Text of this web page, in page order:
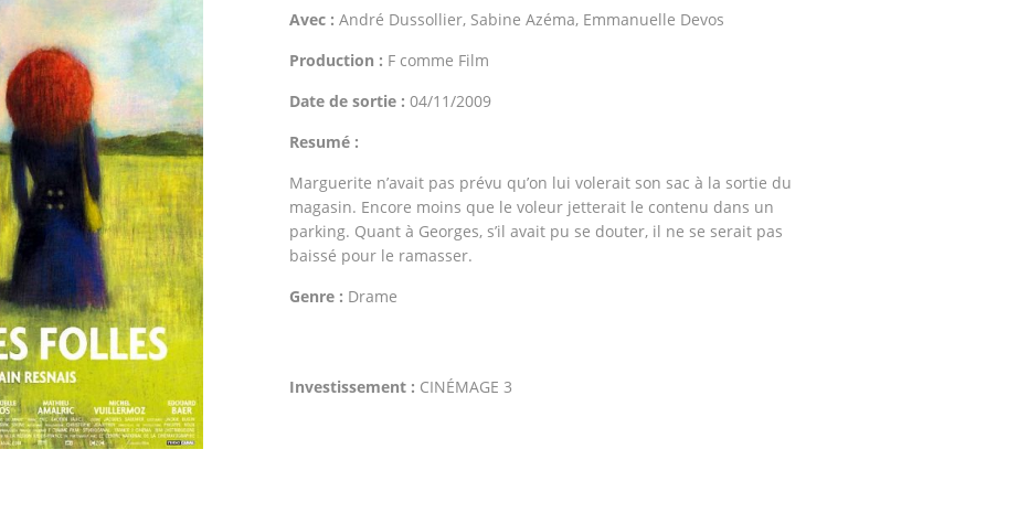
Avec : André Dussollier, Sabine Azéma, Emmanuelle Devos
Production : F comme Film
Date de sortie : 04/11/2009
Resumé :
Marguerite n’avait pas prévu qu’on lui volerait son sac à la sortie du
magasin. Encore moins que le voleur jetterait le contenu dans un
parking. Quant à Georges, s’il avait pu se douter, il ne se serait pas
baissé pour le ramasser.
Genre : Drame
Investissement : CINÉMAGE 3